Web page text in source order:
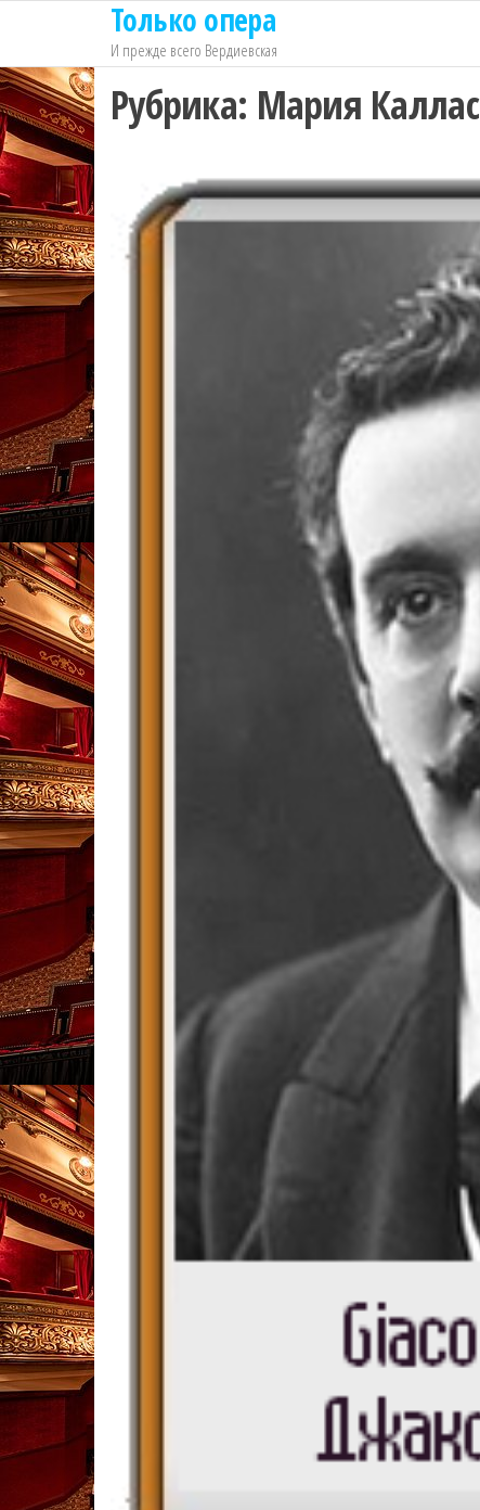
содержимому
Только опера
И прежде всего Вердиевская
Рубрика: Мария Каллас